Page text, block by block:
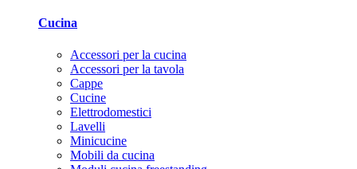
Cucina
Accessori per la cucina
Accessori per la tavola
Cappe
Cucine
Elettrodomestici
Lavelli
Minicucine
Mobili da cucina